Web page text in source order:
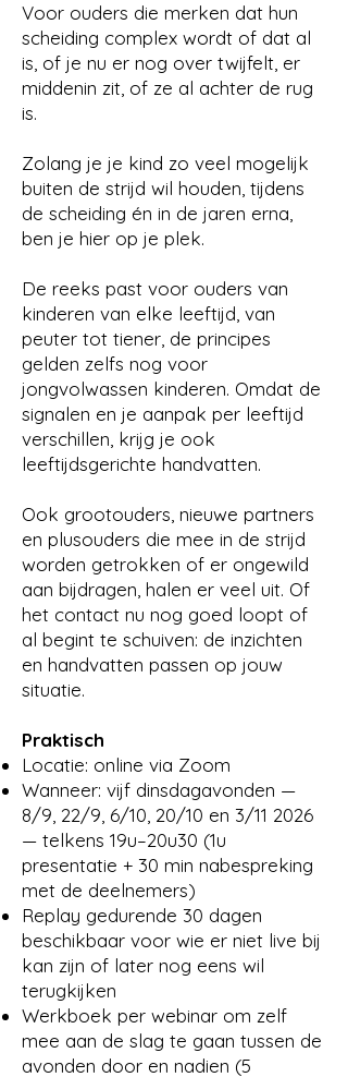
Voor ouders die merken dat hun
scheiding complex wordt of dat al
is, of je nu er nog over twijfelt, er
middenin zit, of ze al achter de rug
is.
Zolang je je kind zo veel mogelijk
buiten de strijd wil houden, tijdens
de scheiding én in de jaren erna,
ben je hier op je plek.
De reeks past voor ouders van
kinderen van elke leeftijd, van
peuter tot tiener, de principes
gelden zelfs nog voor
jongvolwassen kinderen. Omdat de
signalen en je aanpak per leeftijd
verschillen, krijg je ook
leeftijdsgerichte handvatten.
Ook grootouders, nieuwe partners
en plusouders die mee in de strijd
worden getrokken of er ongewild
aan bijdragen, halen er veel uit. Of
het contact nu nog goed loopt of
al begint te schuiven: de inzichten
en handvatten passen op jouw
situatie.
Praktisch
Locatie: online via Zoom
Wanneer: vijf dinsdagavonden —
8/9, 22/9, 6/10, 20/10 en 3/11 2026
— telkens 19u–20u30 (1u
presentatie + 30 min nabespreking
met de deelnemers)
Replay gedurende 30 dagen
beschikbaar voor wie er niet live bij
kan zijn of later nog eens wil
terugkijken
Werkboek per webinar om zelf
mee aan de slag te gaan tussen de
avonden door en nadien (5